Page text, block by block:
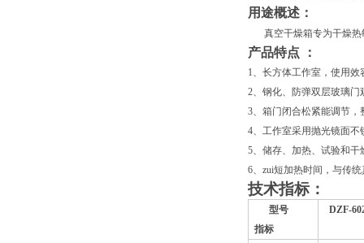
用途概述：
真空干燥箱专为干燥
产品特点 ：
1、长方体工作室，使用
2、钢化、防弹双层玻璃
3、箱门闭合松紧能调节
4、工作室采用抛光镜面
5、储存、加热、试验和
6、zui短加热时间，与传
技术指标：
型号
指标
DZF-